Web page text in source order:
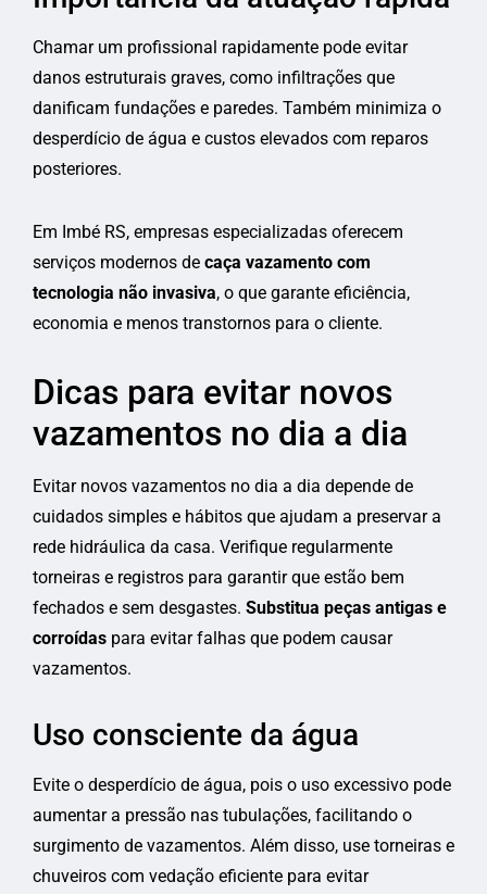
Chamar um profissional rapidamente pode evitar
danos estruturais graves, como infiltrações que
danificam fundações e paredes. Também minimiza o
desperdício de água e custos elevados com reparos
posteriores.
Em Imbé RS, empresas especializadas oferecem
serviços modernos de caça vazamento com
tecnologia não invasiva, o que garante eficiência,
economia e menos transtornos para o cliente.
Dicas para evitar novos
vazamentos no dia a dia
Evitar novos vazamentos no dia a dia depende de
cuidados simples e hábitos que ajudam a preservar a
rede hidráulica da casa. Verifique regularmente
torneiras e registros para garantir que estão bem
fechados e sem desgastes. Substitua peças antigas e
corroídas para evitar falhas que podem causar
vazamentos.
Uso consciente da água
Evite o desperdício de água, pois o uso excessivo pode
aumentar a pressão nas tubulações, facilitando o
surgimento de vazamentos. Além disso, use torneiras e
chuveiros com vedação eficiente para evitar